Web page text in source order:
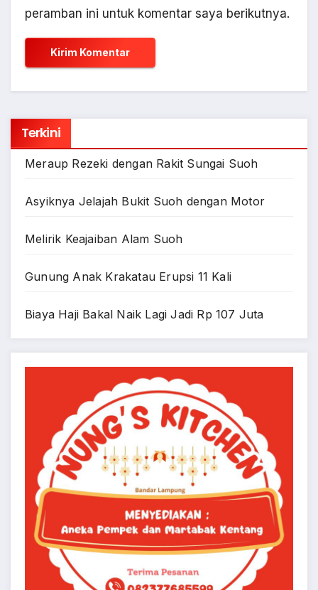
peramban ini untuk komentar saya berikutnya.
Terkini
Meraup Rezeki dengan Rakit Sungai Suoh
Asyiknya Jelajah Bukit Suoh dengan Motor
Melirik Keajaiban Alam Suoh
Gunung Anak Krakatau Erupsi 11 Kali
Biaya Haji Bakal Naik Lagi Jadi Rp 107 Juta